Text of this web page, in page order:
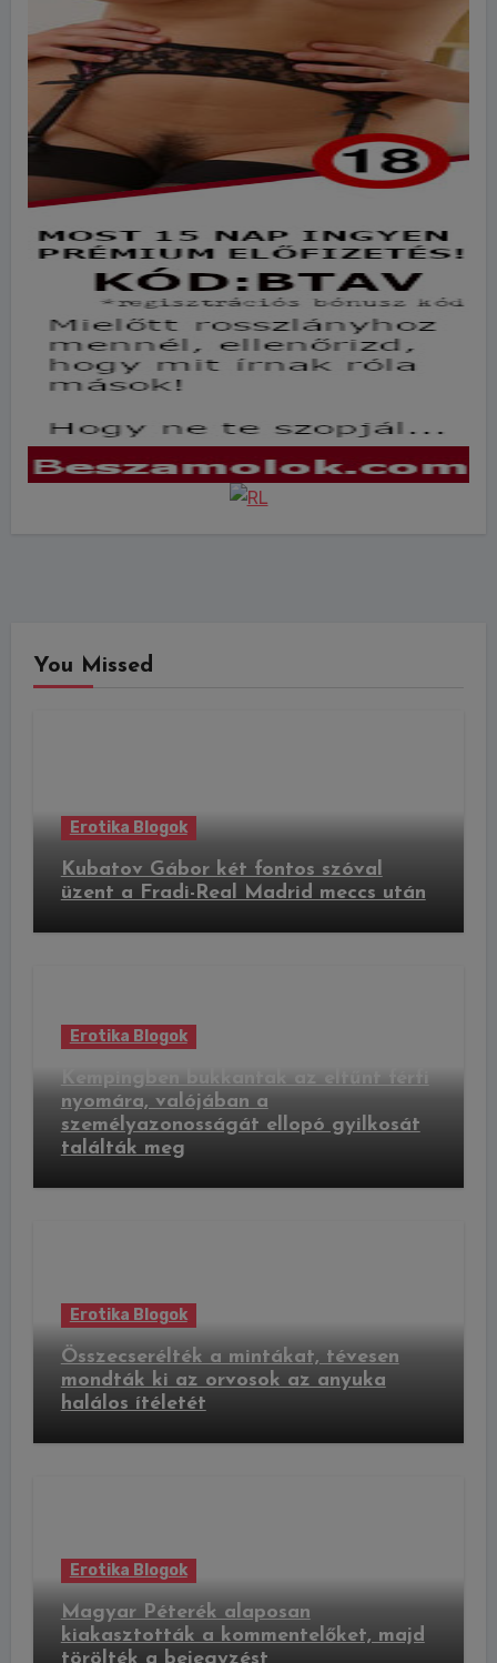
You Missed
Erotika Blogok
Kubatov Gábor két fontos szóval
üzent a Fradi-Real Madrid meccs után
Erotika Blogok
Kempingben bukkantak az eltűnt férfi
nyomára, valójában a
személyazonosságát ellopó gyilkosát
találták meg
Erotika Blogok
Összecserélték a mintákat, tévesen
mondták ki az orvosok az anyuka
halálos ítéletét
Erotika Blogok
Magyar Péterék alaposan
kiakasztották a kommentelőket, majd